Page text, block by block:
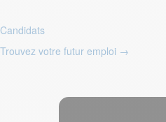
Candidats
Trouvez votre futur emploi →